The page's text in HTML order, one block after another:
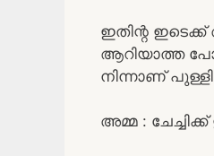
ഇതിന്റ
ആറിയാത്ത
നിന്നാണ്
അമ്മ :